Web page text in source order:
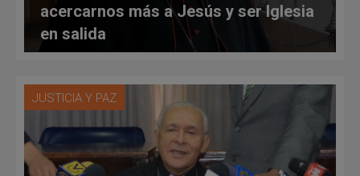
acercarnos más a Jesús y ser Iglesia
en salida
JUSTICIA Y PAZ